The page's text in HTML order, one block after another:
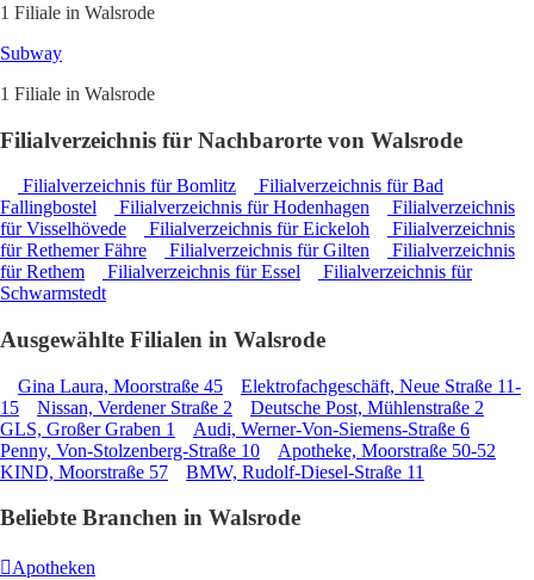
1 Filiale in Walsrode
Subway
1 Filiale in Walsrode
Filialverzeichnis für Nachbarorte von Walsrode
Filialverzeichnis für Bomlitz
Filialverzeichnis für Bad
Fallingbostel
Filialverzeichnis für Hodenhagen
Filialverzeichnis
für Visselhövede
Filialverzeichnis für Eickeloh
Filialverzeichnis
für Rethemer Fähre
Filialverzeichnis für Gilten
Filialverzeichnis
für Rethem
Filialverzeichnis für Essel
Filialverzeichnis für
Schwarmstedt
Ausgewählte Filialen in Walsrode
Gina Laura, Moorstraße 45
Elektrofachgeschäft, Neue Straße 11-
15
Nissan, Verdener Straße 2
Deutsche Post, Mühlenstraße 2
GLS, Großer Graben 1
Audi, Werner-Von-Siemens-Straße 6
Penny, Von-Stolzenberg-Straße 10
Apotheke, Moorstraße 50-52
KIND, Moorstraße 57
BMW, Rudolf-Diesel-Straße 11
Beliebte Branchen in Walsrode
Apotheken